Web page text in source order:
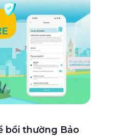
Nam Á theo
chí Fortune (Mỹ).
lập (8/8/1993
trân […]
bồi thường Bảo